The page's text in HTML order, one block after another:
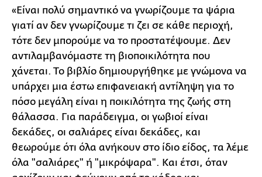
«Είναι πολύ σημαντικό να γνωρίζουμε τα ψάρια
γιατί αν δεν γνωρίζουμε τι ζει σε κάθε περιοχή,
τότε δεν μπορούμε να το προστατέψουμε. Δεν
αντιλαμβανόμαστε τη βιοποικιλότητα που
χάνεται. Το βιβλίο δημιουργήθηκε με γνώμονα να
υπάρχει μια έστω επιφανειακή αντίληψη για το
πόσο μεγάλη είναι η ποικιλότητα της ζωής στη
θάλασσα. Για παράδειγμα, οι γωβιοί είναι
δεκάδες, οι σαλιάρες είναι δεκάδες, και
θεωρούμε ότι όλα ανήκουν στο ίδιο είδος, τα λέμε
όλα "σαλιάρες" ή "μικρόψαρα". Και έτσι, όταν